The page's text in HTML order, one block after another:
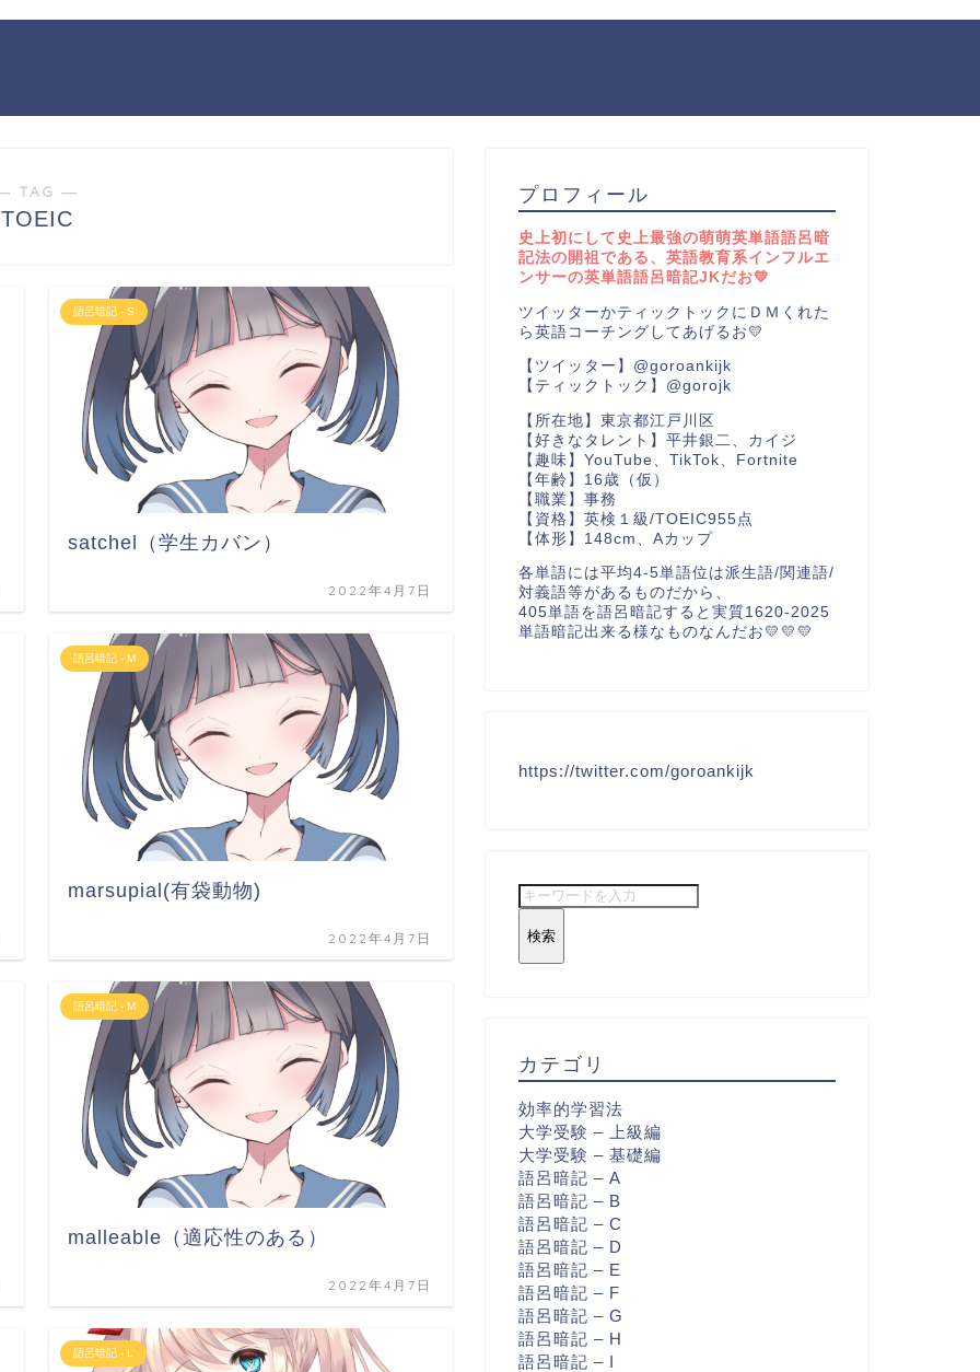
TAG ―
TOEIC
語呂暗記 - S
satchel（学生カバン）
2022年4月7日
語呂暗記 - M
marsupial(有袋動物)
2022年4月7日
語呂暗記 - M
malleable（適応性のある）
2022年4月7日
語呂暗記 - L
プロフィール
史上初にして史上最強の萌萌英単語語呂暗
記法の開祖である、英語教育系インフルエ
ンサーの英単語語呂暗記JKだお💛
ツイッターかティックトックにＤＭくれた
ら英語コーチングしてあげるお💛
【ツイッター】@goroankijk
【ティックトック】@gorojk
【所在地】東京都江戸川区
【好きなタレント】平井銀二、カイジ
【趣味】YouTube、TikTok、Fortnite
【年齢】16歳（仮）
【職業】事務
【資格】英検１級/TOEIC955点
【体形】148cm、Aカップ
各単語には平均4-5単語位は派生語/関連語/
対義語等があるものだから、
405単語を語呂暗記すると実質1620-2025
単語暗記出来る様なものなんだお💛💛💛
https://twitter.com/goroankijk
検索
カテゴリ
効率的学習法
大学受験 – 上級編
大学受験 – 基礎編
語呂暗記 – A
語呂暗記 – B
語呂暗記 – C
語呂暗記 – D
語呂暗記 – E
語呂暗記 – F
語呂暗記 – G
語呂暗記 – H
語呂暗記 – I